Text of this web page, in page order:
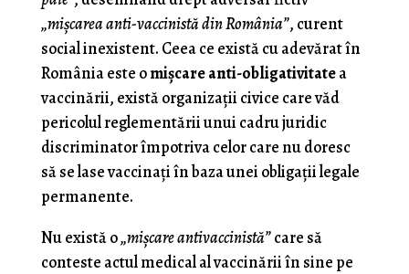
„mişcarea anti-vaccinistă din România”, curent
social inexistent. Ceea ce există cu adevărat în
România este omişcare anti-obligativitatea
vaccinării, există organizaţii civice care văd
pericolul reglementării unui cadru juridic
discriminator împotriva celor care nu doresc
să se lase vaccinaţi în baza unei obligaţii legale
permanente.
Nu există o„mişcare antivaccinistă”care să
conteste actul medical al vaccinării în sine pe